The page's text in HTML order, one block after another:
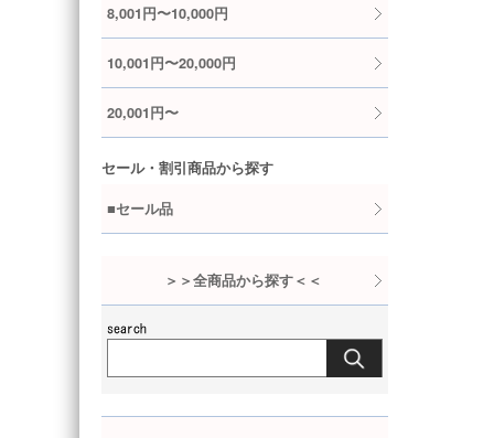
8,001円〜10,000円
10,001円〜20,000円
20,001円〜
セール・割引商品から探す
■セール品
＞＞全商品から探す＜＜